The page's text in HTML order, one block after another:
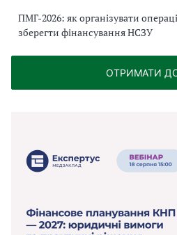
ПМГ-2026: як організувати
зберегти фінансування НСЗУ
ОТРИМАТИ